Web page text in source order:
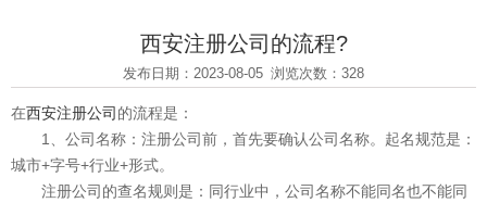
西安注册公司的流程?
发布日期：2023-08-05 浏览次数：328
在西安注册公司 的流程是：
1、公司名称：注册公司前，首先要确认公司名称。起名规范是：
城市+字号+行业+形式。
注册公司的查名规则是：同行业中，公司名称不能同名也不能同